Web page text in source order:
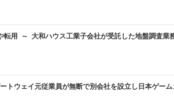
転用 ～ 大和ハウス工業子会社が受託した地盤調査業
トウェイ元従業員が無断で別会社を設立し日本ゲー